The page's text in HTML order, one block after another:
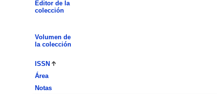
Editor de la
colección
Volumen de
la colección
ISSN
Área
Notas